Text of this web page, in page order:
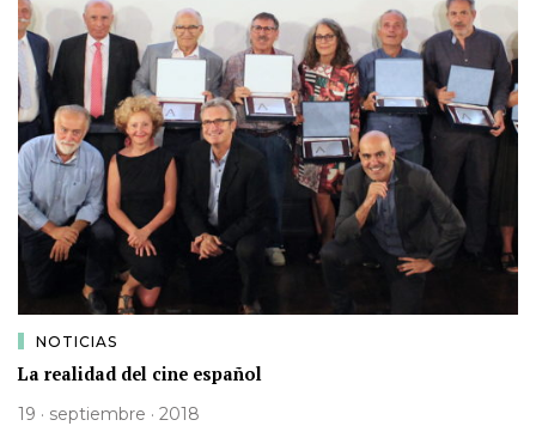
NOTICIAS
La realidad del cine español
19 · septiembre · 2018